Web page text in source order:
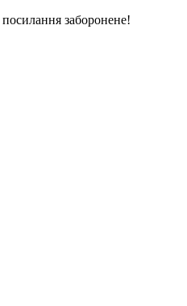
заборонене!